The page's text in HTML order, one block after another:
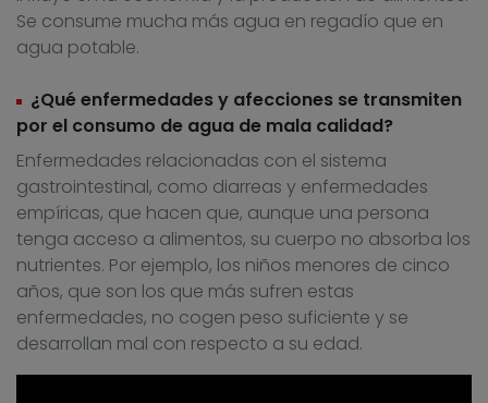
Se consume mucha más agua en regadío que en
agua potable.
¿Qué enfermedades y afecciones se transmiten
por el consumo de agua de mala calidad?
Enfermedades relacionadas con el sistema
gastrointestinal, como diarreas y enfermedades
empíricas, que hacen que, aunque una persona
tenga acceso a alimentos, su cuerpo no absorba los
nutrientes. Por ejemplo, los niños menores de cinco
años, que son los que más sufren estas
enfermedades, no cogen peso suficiente y se
desarrollan mal con respecto a su edad.